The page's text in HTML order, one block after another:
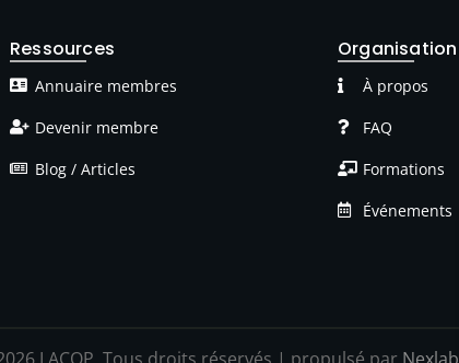
Ressources
Annuaire membres
Devenir membre
Blog / Articles
Organisation
À propos
FAQ
Formations
Événements
LACOP Tous droits réservés | propulsé par Nexlab